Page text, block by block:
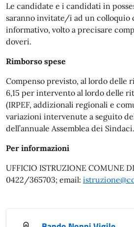
Le candidate e i candidati in
saranno invitate/i ad un colloquio
informativo, volto a precisare
doveri.
Rimborso spese
Compenso previsto, al lordo delle
6,15 per intervento al lordo delle
(IRPEF, addizionali regionali e
variazioni intervenute a seguito
dell’annuale Assemblea dei Sindaci.
Per informazioni
UFFICIO ISTRUZIONE COMUNE
0422/365703; email: